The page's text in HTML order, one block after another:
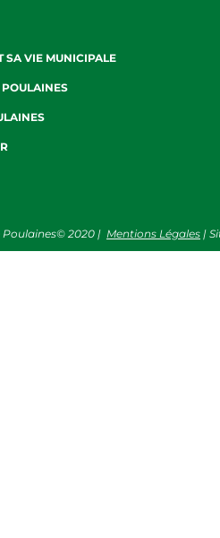
Poulaines© 2020 | Mentions Légales |
SA VIE MUNICIPALE